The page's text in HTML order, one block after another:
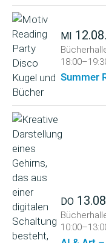
MI
Summer
DO